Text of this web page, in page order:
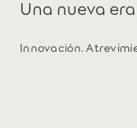
Una nueva era
Innovación.